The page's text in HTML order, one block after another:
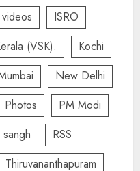
ISRO
(VSK).
Kochi
New Delhi
Photos
PM Modi
sangh
RSS
Thiruvananthapuram